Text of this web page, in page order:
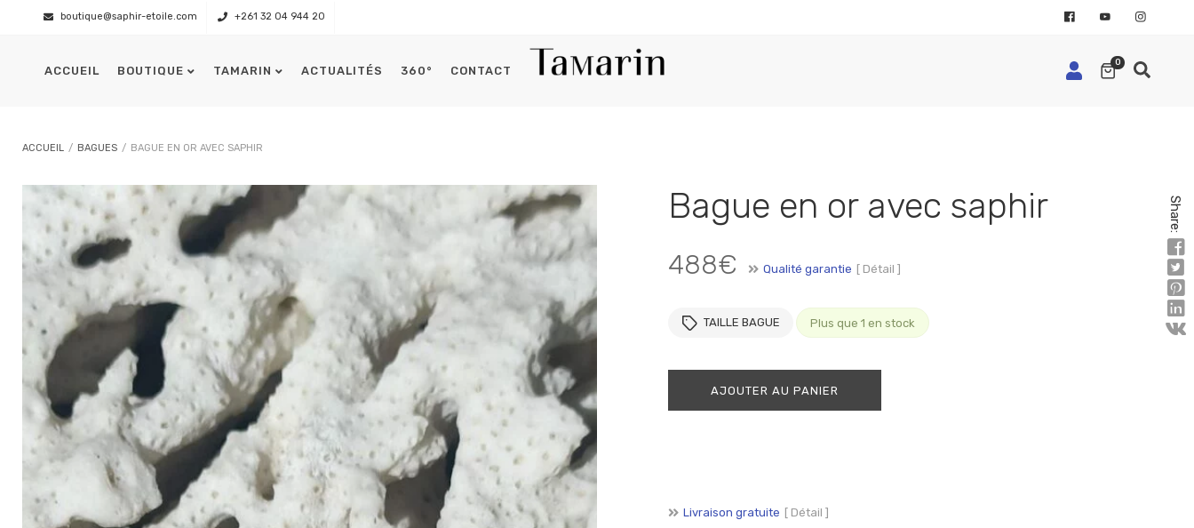
boutique@saphir-etoile.com +261 32 04 944 20
0
IDENTIFIANT OU E-MAIL OBLIGATOIRE
MOT DE PASSE
SE SOUVENIR DE MOI
Mot de passe perdu ?
ACCUEIL BOUTIQUE TAMARIN
Présentation L’équipage
ACTUALITÉS 360° CONTACT
ACCUEIL / BAGUES / BAGUE EN OR AVEC SAPHIR
Share:
Bague en or avec saphir
488€ Qualité garantie [ Détail ]
TAILLE BAGUE Plus que 1 en stock
AJOUTER AU PANIER
Livraison gratuite [ Détail ]